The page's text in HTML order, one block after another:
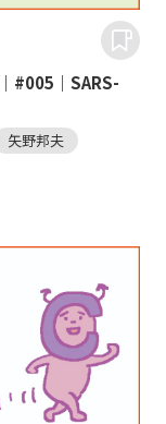
#005｜SARS-
矢野邦夫